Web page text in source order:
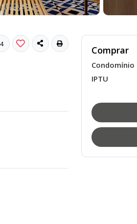
Comprar
Condomínio
IPTU